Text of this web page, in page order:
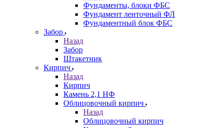
Фундаменты, блоки ФБС
Фундамент ленточный ФЛ
Фундаментный блок ФБС
Забор
Назад
Забор
Штакетник
Кирпич
Назад
Кирпич
Камень 2,1 НФ
Облицовочный кирпич
Назад
Облицовочный кирпич